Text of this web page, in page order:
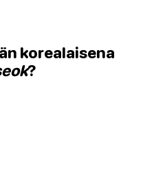
korealaisena
?